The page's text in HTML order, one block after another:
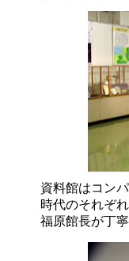
資料館はコン
時代のそれぞ
福原館長が丁